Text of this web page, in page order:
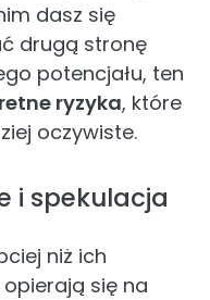
dasz się
drugą stronę
potencjału, ten
ryzyka, które
oczywiste.
i spekulacja
niż ich
się na